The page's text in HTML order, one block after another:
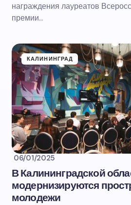
награждения лауреатов
премии…
КАЛИНИНГРАД
06/01/2025
В Калининградской
модернизируются
молодежи